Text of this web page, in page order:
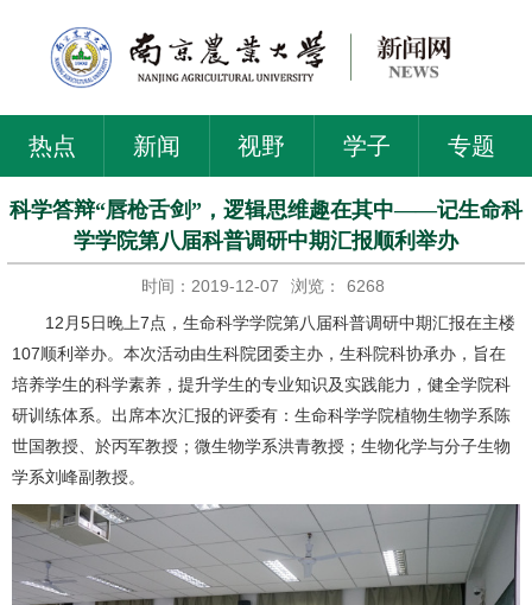
热点 新闻 视野 学子 专题
科学答辩“唇枪舌剑”，逻辑思维趣在其中——记生命科
学学院第八届科普调研中期汇报顺利举办
时间：2019-12-07 浏览：
6268
12月5日晚上7点，生命科学学院第八届科普调研中期汇报在主楼
107顺利举办。本次活动由生科院团委主办，生科院科协承办，旨在
培养学生的科学素养，提升学生的专业知识及实践能力，健全学院科
研训练体系。出席本次汇报的评委有：生命科学学院植物生物学系陈
世国教授、於丙军教授；微生物学系洪青教授；生物化学与分子生物
学系刘峰副教授。